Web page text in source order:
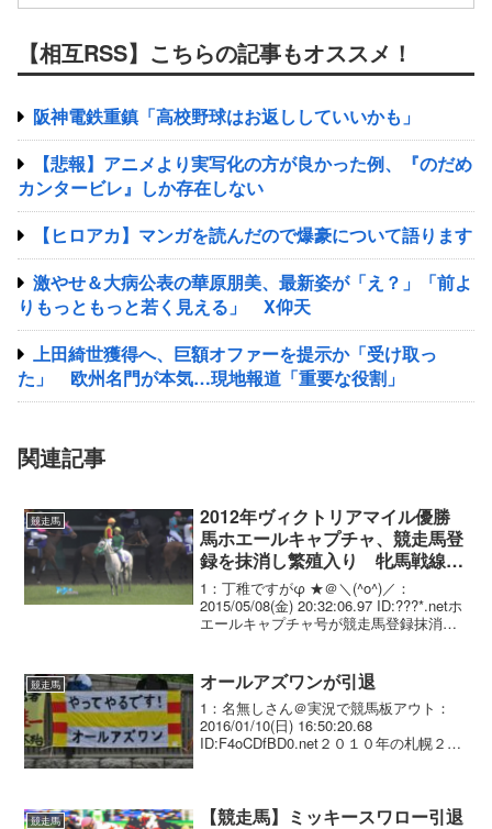
【相互RSS】こちらの記事もオススメ！
阪神電鉄重鎮「高校野球はお返ししていいかも」
【悲報】アニメより実写化の方が良かった例、『のだめ
カンタービレ』しか存在しない
【ヒロアカ】マンガを読んだので爆豪について語ります
激やせ＆大病公表の華原朋美、最新姿が「え？」「前よ
りもっともっと若く見える」 X仰天
上田綺世獲得へ、巨額オファーを提示か「受け取っ
た」 欧州名門が本気…現地報道「重要な役割」
関連記事
競走馬
2012年ヴィクトリアマイル優勝
馬ホエールキャプチャ、競走馬登
録を抹消し繁殖入り 牝馬戦線を
中心にG1･1勝含む重賞5勝の活躍
1：丁稚ですがφ ★＠＼(^o^)／：
2015/05/08(金) 20:32:06.97 ID:???*.netホ
エールキャプチャ号が競走馬登録抹消
（牝７...
競走馬 オールアズワンが引退
1：名無しさん＠実況で競馬板アウト：
2016/01/10(日) 16:50:20.68
ID:F4oCDfBD0.net２０１０年の札幌２歳
競走馬
【競走馬】ミッキースワロー引退